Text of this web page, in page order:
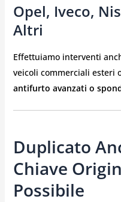
Opel, Iveco,
Altri
Effettuiamo interventi
veicoli commerciali esteri
antifurto avanzati o
Duplicato
Chiave
Possibile